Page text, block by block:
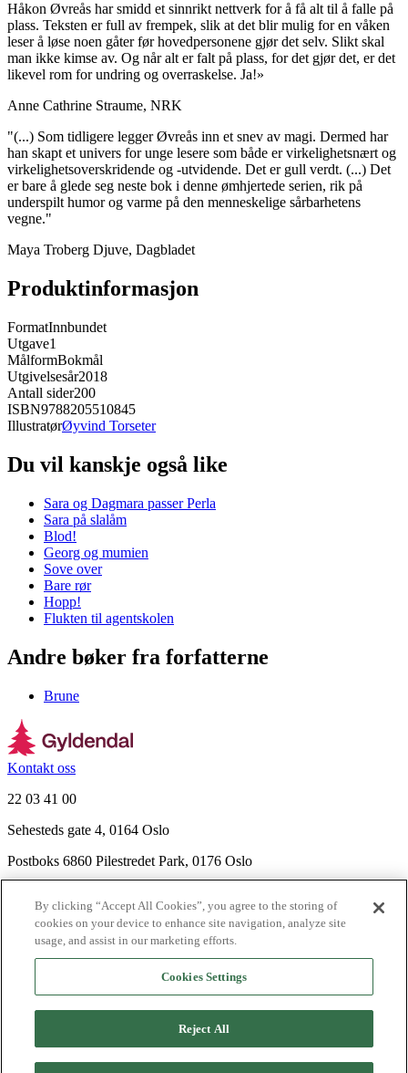
Håkon Øvreås har smidd et sinnrikt nettverk for å få alt til å falle på
plass. Teksten er full av frempek, slik at det blir mulig for en våken
leser å løse noen gåter før hovedpersonene gjør det selv. Slikt skal
man ikke kimse av. Og når alt er falt på plass, for det gjør det, er det
likevel rom for undring og overraskelse. Ja!»
Anne Cathrine Straume, NRK
"(...) Som tidligere legger Øvreås inn et snev av magi. Dermed har
han skapt et univers for unge lesere som både er virkelighetsnært og
virkelighetsoverskridende og -utvidende. Det er gull verdt. (...) Det
er bare å glede seg neste bok i denne ømhjertede serien, rik på
underspilt humor og varme på den menneskelige sårbarhetens
vegne."
Maya Troberg Djuve, Dagbladet
Produktinformasjon
FormatInnbundet
Utgave1
MålformBokmål
Utgivelsesår2018
Antall sider200
ISBN9788205510845
IllustratørØyvind Torseter
Du vil kanskje også like
Sara og Dagmara passer Perla
Sara på slalåm
Blod!
Georg og mumien
Sove over
Bare rør
Hopp!
Flukten til agentskolen
Andre bøker fra forfatterne
Brune
Kontakt oss
22 03 41 00
Sehesteds gate 4, 0164 Oslo
Postboks 6860 Pilestredet Park, 0176 Oslo
Nyhetsbrev
Ledige stillinger
Send inn manus
Agency
By clicking “Accept All Cookies”, you agree to the storing of
cookies on your device to enhance site navigation, analyze site
usage, and assist in our marketing efforts.
Cookies Settings
Reject All